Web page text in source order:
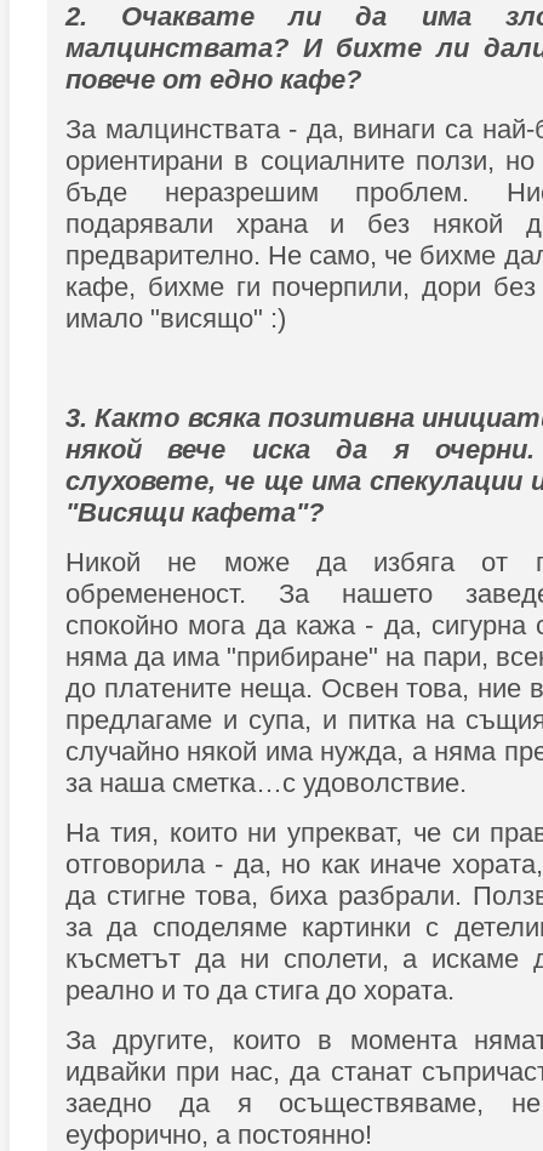
2. Очаквате ли да има
малцинствата? И бихте ли
повече от едно кафе?
За малцинствата - да, винаги са
ориентирани в социалните ползи,
бъде неразрешим проблем.
подарявали храна и без някой
предварително. Не само, че бихме
кафе, бихме ги почерпили, дори
имало "висящо" :)
3. Както всяка позитивна
някой вече иска да я очерни.
слуховете, че ще има спекулации
"Висящи кафета"?
Никой не може да избяга от
обремененост. За нашето
спокойно мога да кажа - да,
няма да има "прибиране" на пари,
до платените неща. Освен това, ние
предлагаме и супа, и питка на
случайно някой има нужда, а няма
за наша сметка…с удоволствие.
На тия, които ни упрекват, че си
отговорила - да, но как иначе
да стигне това, биха разбрали.
за да споделяме картинки с
късметът да ни сполети, а
реално и то да стига до хората.
За другите, които в момента
идвайки при нас, да станат
заедно да я осъществяваме,
еуфорично, а постоянно!